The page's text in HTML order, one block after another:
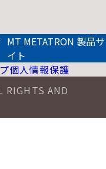
MT METATRON 製品サ
イト
個人情報保護
AND